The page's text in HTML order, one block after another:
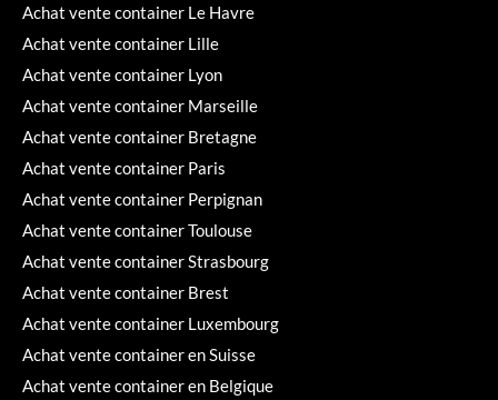
Achat vente container Le Havre
Achat vente container Lille
Achat vente container Lyon
Achat vente container Marseille
Achat vente container Bretagne
Achat vente container Paris
Achat vente container Perpignan
Achat vente container Toulouse
Achat vente container Strasbourg
Achat vente container Brest
Achat vente container Luxembourg
Achat vente container en Suisse
Achat vente container en Belgique